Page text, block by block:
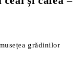
grădinilor